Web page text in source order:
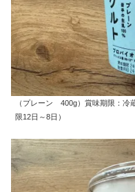
（プレーン 400g）賞味期限：冷
限12日～8日）